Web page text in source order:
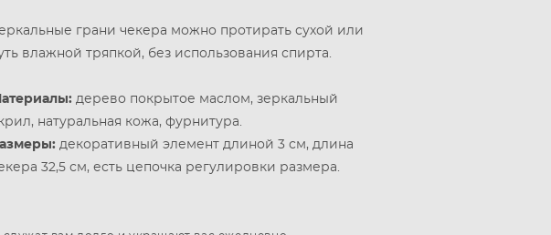
грани чекера можно протирать сухой или
влажной тряпкой, без использования спирта.
дерево покрытое маслом, зеркальный
натуральная кожа, фурнитура.
декоративный элемент длиной 3 см, длина
32,5 см, есть цепочка регулировки размера.